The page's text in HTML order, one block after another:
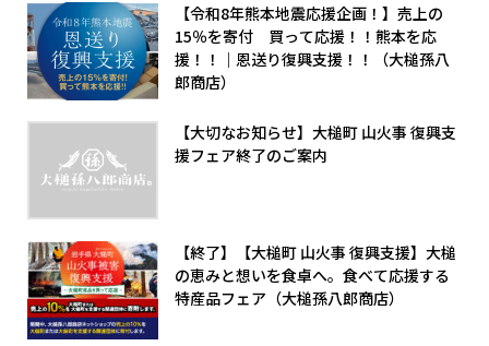
【令和8年熊本地震応援企画！】売上の
15％を寄付 買って応援！！熊本を応
援！！｜恩送り復興支援！！（大槌孫八
郎商店）
【大切なお知らせ】大槌町 山火事 復興支
援フェア終了のご案内
【終了】【大槌町 山火事 復興支援】大槌
の恵みと想いを食卓へ。食べて応援する
特産品フェア（大槌孫八郎商店）